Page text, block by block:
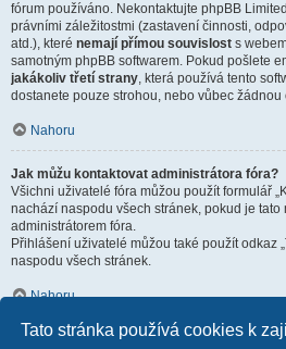
Tato stránka používá cookies k
fórum používáno. Nekontaktujte phpBB
právními záležitostmi (zastavení činnosti,
atd.), které nemají přímou souvislost s
samotným phpBB softwarem. Pokud pošlete
jakákoliv třetí strany, která používá tento
dostanete pouze strohou, nebo vůbec žádnou
Nahoru
Jak můžu kontaktovat administrátora fóra?
Všichni uživatelé fóra můžou použít formulář
nachází naspodu všech stránek, pokud je tato
administrátorem fóra.
Přihlášení uživatelé můžou také použít odkaz
naspodu všech stránek.
Nahoru